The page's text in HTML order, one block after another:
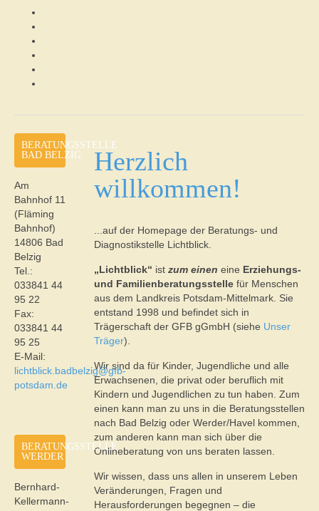
Herzlich
willkommen!
...auf der Homepage der Beratungs- und
Diagnostikstelle Lichtblick.
„Lichtblick“ ist zum einen eine Erziehungs-
und Familienberatungsstelle für Menschen
aus dem Landkreis Potsdam-Mittelmark. Sie
entstand 1998 und befindet sich in
Trägerschaft der GFB gGmbH (siehe Unser
Träger).
Wir sind da für Kinder, Jugendliche und alle
Erwachsenen, die privat oder beruflich mit
Kindern und Jugendlichen zu tun haben. Zum
einen kann man zu uns in die Beratungsstellen
nach Bad Belzig oder Werder/Havel kommen,
zum anderen kann man sich über die
Onlineberatung von uns beraten lassen.
Wir wissen, dass uns allen in unserem Leben
Veränderungen, Fragen und
Herausforderungen begegnen – die
BERATUNGSSTELLE
BAD BELZIG
Am
Bahnhof 11
(Fläming
Bahnhof)
14806 Bad
Belzig
Tel.:
033841 44
95 22
Fax:
033841 44
95 25
E-Mail:
lichtblick.badbelzig@gfb-
potsdam.de
BERATUNGSSTELLE
WERDER
Bernhard-
Kellermann-